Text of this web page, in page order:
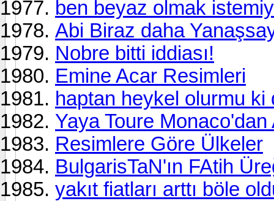
ben beyaz olmak
Abi Biraz daha
Nobre bitti iddiası!
Emine Acar Resimleri
haptan heykel olurmu ki
Yaya Toure Monaco'dan
Resimlere Göre Ülkeler
BulgarisTaN'ın FAtih
yakıt fiatları arttı böle